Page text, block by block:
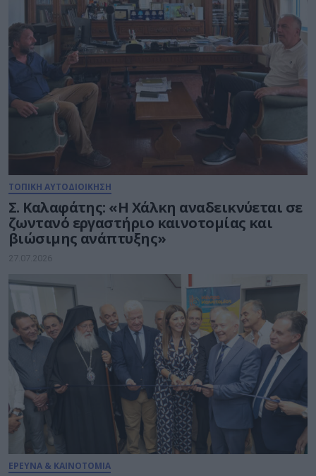
ΤΟΠΙΚΗ ΑΥΤΟΔΙΟΙΚΗΣΗ
Σ. Καλαφάτης: «H Χάλκη αναδεικνύεται σε
ζωντανό εργαστήριο καινοτομίας και
βιώσιμης ανάπτυξης»
27.07.2026
ΕΡΕΥΝΑ & ΚΑΙΝΟΤΟΜΙΑ